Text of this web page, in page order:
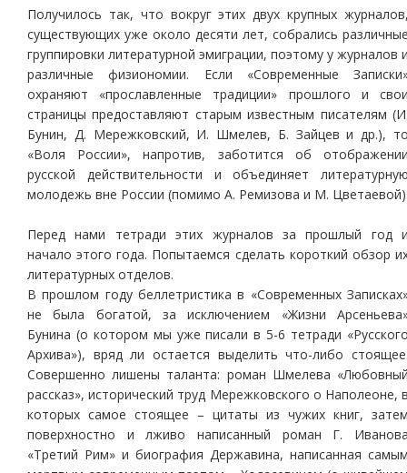
Получилось так, что вокруг этих двух крупных
существующих уже около десяти лет, собрались
группировки литературной эмиграции, поэтому у журналов
различные физиономии. Если «Современные
охраняют «прославленные традиции» прошлого и
страницы предоставляют старым известным писателям
Бунин, Д. Мережковский, И. Шмелев, Б. Зайцев и др.),
«Воля России», напротив, заботится об
русской действительности и объединяет
молодежь вне России (помимо А. Ремизова и М.
Перед нами тетради этих журналов за прошлый год
начало этого года. Попытаемся сделать короткий обзор
литературных отделов.
В прошлом году беллетристика в «Современных
не была богатой, за исключением «Жизни
Бунина (о котором мы уже писали в 5-6 тетради
Архива»), вряд ли остается выделить что-либо
Совершенно лишены таланта: роман Шмелева
рассказ», исторический труд Мережковского о Наполеоне,
которых самое стоящее – цитаты из чужих книг,
поверхностно и лживо написанный роман Г.
«Третий Рим» и биография Державина, написанная